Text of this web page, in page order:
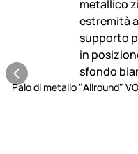
Palo di metallo "Allround"